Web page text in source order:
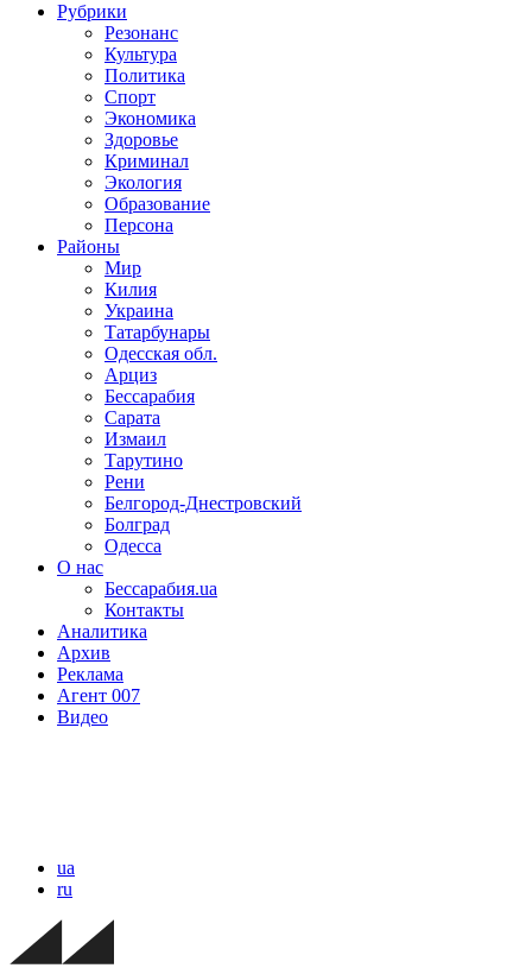
Рубрики
Резонанс
Культура
Политика
Спорт
Экономика
Здоровье
Криминал
Экология
Образование
Персона
Районы
Мир
Килия
Украина
Татарбунары
Одесская обл.
Арциз
Бессарабия
Сарата
Измаил
Тарутино
Рени
Белгород-Днестровский
Болград
Одесса
О нас
Бессарабия.ua
Контакты
Аналитика
Архив
Реклама
Агент 007
Видео
ua
ru